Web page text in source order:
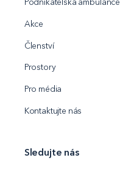
Podnikatelská ambulance
Akce
Členství
Prostory
Pro média
Kontaktujte nás
Sledujte nás